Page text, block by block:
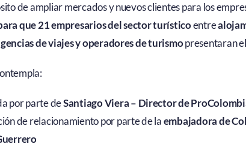
de ampliar mercados y nuevos clientes para los
que 21 empresarios del sector turísticoentre
de viajes y operadores de turismopresentaran
por parte deSantiago Viera – Director de
de relacionamiento por parte de laembajadora de